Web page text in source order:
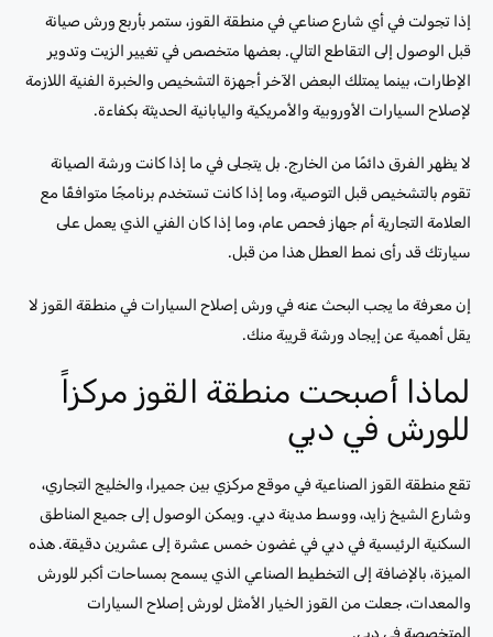
إذا تجولت في أي شارع صناعي في منطقة القوز، ستمر بأربع ورش صيانة
قبل الوصول إلى التقاطع التالي. بعضها متخصص في تغيير الزيت وتدوير
الإطارات، بينما يمتلك البعض الآخر أجهزة التشخيص والخبرة الفنية اللازمة
لإصلاح السيارات الأوروبية والأمريكية واليابانية الحديثة بكفاءة.
لا يظهر الفرق دائمًا من الخارج. بل يتجلى في ما إذا كانت ورشة الصيانة
تقوم بالتشخيص قبل التوصية، وما إذا كانت تستخدم برنامجًا متوافقًا مع
العلامة التجارية أم جهاز فحص عام، وما إذا كان الفني الذي يعمل على
سيارتك قد رأى نمط العطل هذا من قبل.
إن معرفة ما يجب البحث عنه في ورش إصلاح السيارات في منطقة القوز لا
يقل أهمية عن إيجاد ورشة قريبة منك.
لماذا أصبحت منطقة القوز مركزاً
للورش في دبي
تقع منطقة القوز الصناعية في موقع مركزي بين جميرا، والخليج التجاري،
وشارع الشيخ زايد، ووسط مدينة دبي. ويمكن الوصول إلى جميع المناطق
السكنية الرئيسية في دبي في غضون خمس عشرة إلى عشرين دقيقة. هذه
الميزة، بالإضافة إلى التخطيط الصناعي الذي يسمح بمساحات أكبر للورش
والمعدات، جعلت من القوز الخيار الأمثل لورش إصلاح السيارات